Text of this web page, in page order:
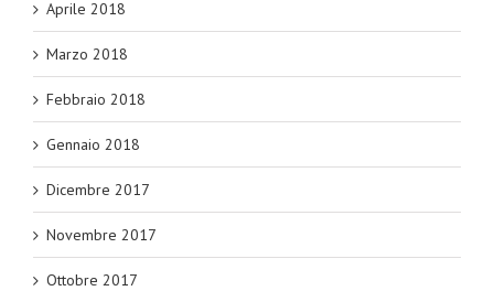
Aprile 2018
Marzo 2018
Febbraio 2018
Gennaio 2018
Dicembre 2017
Novembre 2017
Ottobre 2017